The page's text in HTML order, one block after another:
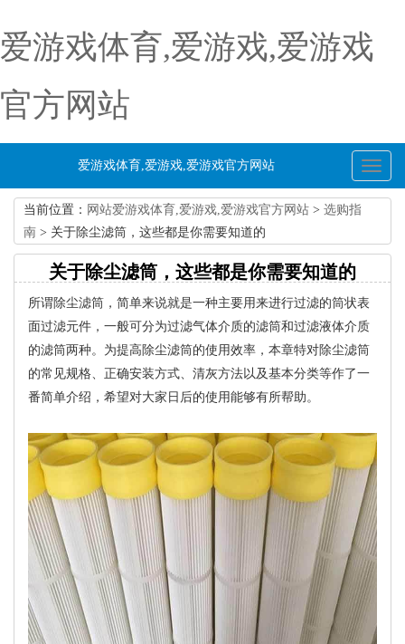
爱游戏体育,爱游戏,爱游戏
官方网站
Toggle
爱游戏体育,爱游戏,爱游戏官方网站
当前位置： 网站爱游戏体育,爱游戏,爱游戏官方网站 > 选购指
南 > 关于除尘滤筒，这些都是你需要知道的
关于除尘滤筒，这些都是你需要知道的
所谓除尘滤筒，简单来说就是一种主要用来进行过滤的筒状表
面过滤元件，一般可分为过滤气体介质的滤筒和过滤液体介质
的滤筒两种。为提高除尘滤筒的使用效率，本章特对除尘滤筒
的常见规格、正确安装方式、清灰方法以及基本分类等作了一
番简单介绍，希望对大家日后的使用能够有所帮助。